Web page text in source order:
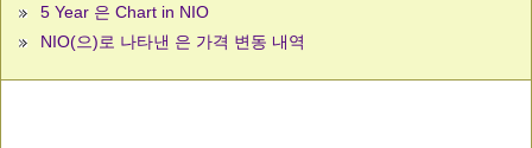
5 Year 은 Chart in NIO
NIO(으)로 나타낸 은 가격 변동 내역